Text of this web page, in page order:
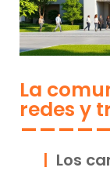
La
redes y
Los